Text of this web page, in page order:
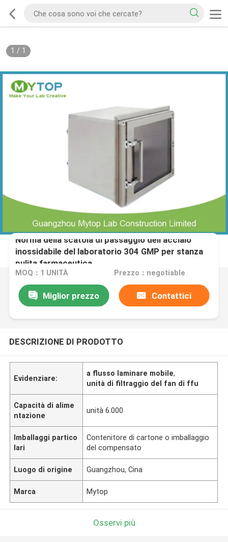
1 / 1
Norma della scatola di passaggio dell'acciaio
inossidabile del laboratorio 304 GMP per stanza
pulita farmaceutica
MOQ：1 UNITÀ Prezzo：negotiable
Miglior prezzo Contattici
DESCRIZIONE DI PRODOTTO
Evidenziare:
a flusso laminare mobile,
unità di filtraggio del fan di ffu
Capacità di alime
ntazione
unità 6.000
Imballaggi partico
lari
Contenitore di cartone o imballaggio
del compensato
Luogo di origine Guangzhou, Cina
Marca Mytop
Osservi più